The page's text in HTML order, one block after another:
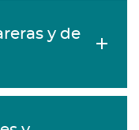
y de